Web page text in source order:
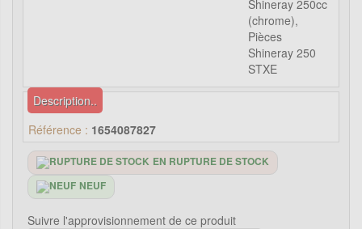
Description..
Référence : 1654087827
EN RUPTURE DE STOCK
NEUF
Suivre l'approvisionnement de ce produit